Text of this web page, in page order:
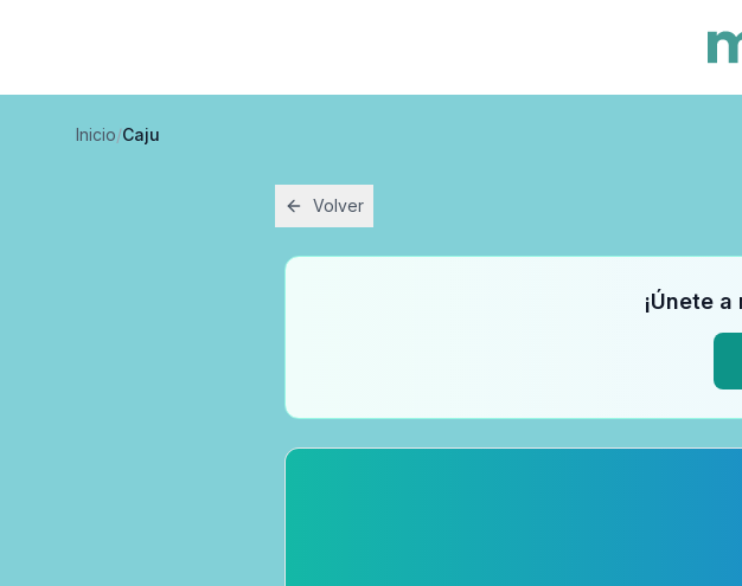
Inicio/Caju
Volver
¡Únete